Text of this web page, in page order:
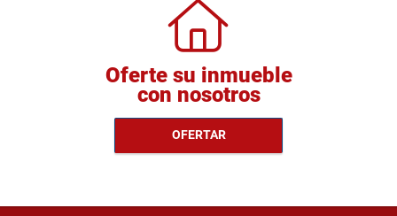
Oferte su inmueble
con nosotros
OFERTAR